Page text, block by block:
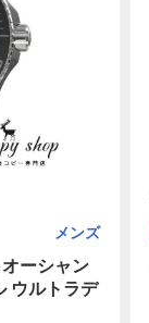
メンズ
ーシャン
ウルトラデ